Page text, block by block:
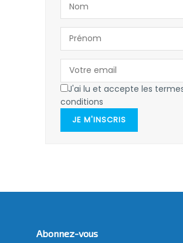
J'ai lu et accepte les
conditions
JE M'INSCRIS
Abonnez-vous